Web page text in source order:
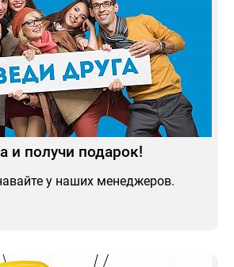
и получи подарок!
у наших менеджеров.